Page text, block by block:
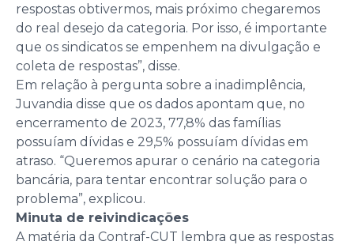
respostas obtivermos, mais próximo chegaremos
do real desejo da categoria. Por isso, é importante
que os sindicatos se empenhem na divulgação e
coleta de respostas”, disse.
Em relação à pergunta sobre a inadimplência,
Juvandia disse que os dados apontam que, no
encerramento de 2023, 77,8% das famílias
possuíam dívidas e 29,5% possuíam dívidas em
atraso. “Queremos apurar o cenário na categoria
bancária, para tentar encontrar solução para o
problema”, explicou.
Minuta de reivindicações
A matéria da Contraf-CUT lembra que as respostas